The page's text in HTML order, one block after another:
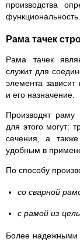
производства
функциональность.
Рама тачек
Рама тачек
служит для
элемента зависит
и его назначение.
Производят раму
для этого могут:
сечения, а
удобным в
По способу
со сварной
с рамой из
Более надежными